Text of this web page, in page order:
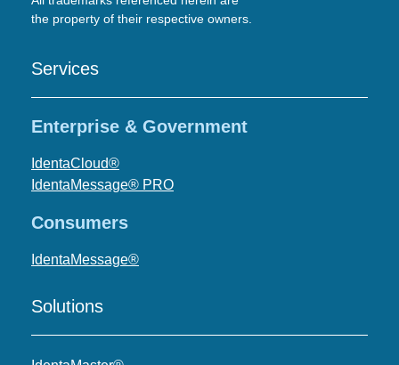
the property of their respective owners.
Services
Enterprise & Government
IdentaCloud®
IdentaMessage® PRO
Consumers
IdentaMessage®
Solutions